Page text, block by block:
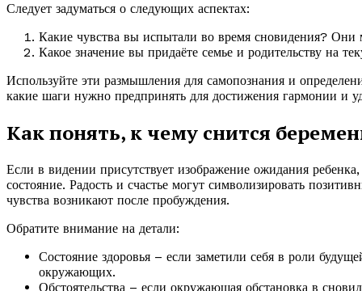
Следует задуматься о следующих аспектах:
Какие чувства вы испытали во время сновидения? Они
Какое значение вы придаёте семье и родительству на
Используйте эти размышления для самопознания и
какие шаги нужно предпринять для достижения гармонии и
Как понять, к чему снится
Если в видении присутствует изображение ожидания
состояние. Радость и счастье могут символизировать
чувства возникают после пробуждения.
Обратите внимание на детали:
Состояние здоровья – если заметили себя в роли
окружающих.
Обстоятельства – если окружающая обстановка в